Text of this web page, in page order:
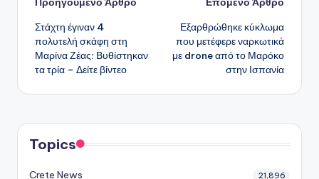
Πλοήγηση
δημοσιεύσεων
Στάχτη έγιναν 4
πολυτελή σκάφη στη
Μαρίνα Ζέας: Βυθίστηκαν
τα τρία – Δείτε βίντεο
Εξαρθρώθηκε κύκλωμα
που μετέφερε ναρκωτικά
με drone από το Μαρόκο
στην Ισπανία
Topics
Crete News 21,896